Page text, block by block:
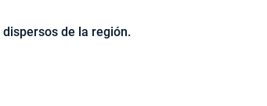
dispersos de la región.